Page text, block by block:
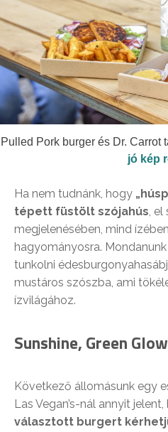
Pulled Pork burger és Dr. Carrot
jó kép
Ha nem tudnánk, hogy
tépett füstölt szójahús ,
megjelenésében, mind
hagyományosra.
tunkolni
mustáros szószba, ami
ízvilágához.
Sunshine, Green
Következő állomásunk egy
Las Vegan’s-nál annyit
választott burgert